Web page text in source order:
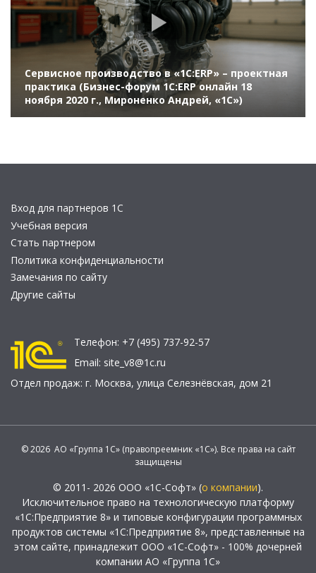
Сервисное производство в «1С:ERP» – проектная
практика (Бизнес-форум 1С:ERP онлайн 18
ноября 2020 г., Мироненко Андрей, «1С»)
Вход для партнеров 1С
Учебная версия
Стать партнером
Политика конфиденциальности
Замечания по сайту
Другие сайты
Телефон: +7 (495) 737-92-57
Email: site_v8@1c.ru
Отдел продаж: г. Москва, улица Селезнёвская, дом 21
© 2026 АО «Группа 1С» (правопреемник «1С»). Все права на сайт
защищены
© 2011- 2026 ООО «1С-Софт» (о компании).
Исключительное право на технологическую платформу
«1С:Предприятие 8» и типовые конфигурации программных
продуктов системы «1С:Предприятие 8», представленные на
этом сайте, принадлежит ООО «1С-Софт» - 100% дочерней
компании АО «Группа 1С»